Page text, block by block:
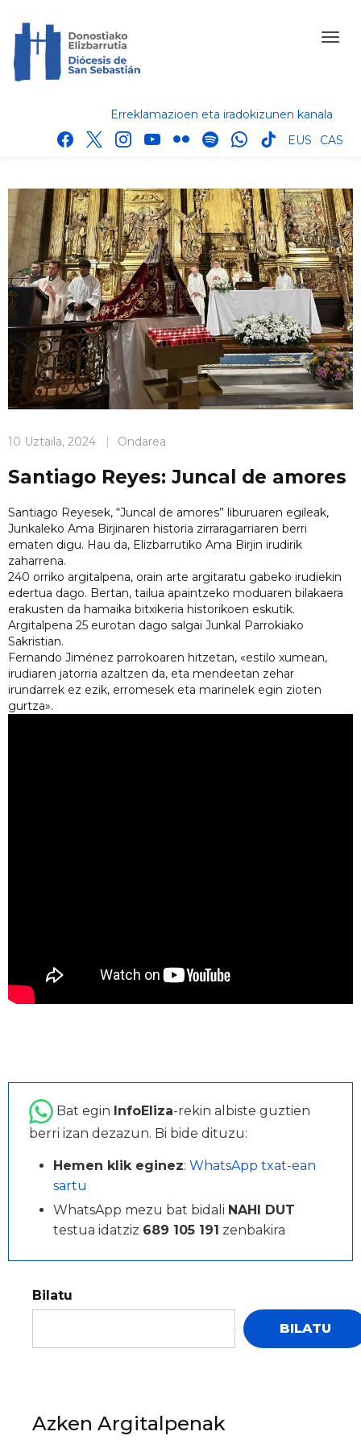
Erreklamazioen eta iradokizunen kanala
facebook
x instagram
youtube
flickr spotifywhatsapp
tik
EUS CAS
10 Uztaila, 2024 | Ondarea
Santiago Reyes: Juncal de amores
Santiago Reyesek, “Juncal de amores” liburuaren egileak,
Junkaleko Ama Birjinaren historia zirraragarriaren berri
ematen digu. Hau da, Elizbarrutiko Ama Birjin irudirik
zaharrena.
240 orriko argitalpena, orain arte argitaratu gabeko irudiekin
edertua dago. Bertan, tailua apaintzeko moduaren bilakaera
erakusten da hamaika bitxikeria historikoen eskutik.
Argitalpena 25 eurotan dago salgai Junkal Parrokiako
Sakristian.
Fernando Jiménez parrokoaren hitzetan, «estilo xumean,
irudiaren jatorria azaltzen da, eta mendeetan zehar
irundarrek ez ezik, erromesek eta marinelek egin zioten
gurtza».
Bat egin InfoEliza-rekin albiste guztien
berri izan dezazun. Bi bide dituzu:
Hemen klik eginez: WhatsApp txat-ean
sartu
WhatsApp mezu bat bidali NAHI DUT
testua idatziz 689 105 191 zenbakira
Bilatu
BILATU
Azken Argitalpenak